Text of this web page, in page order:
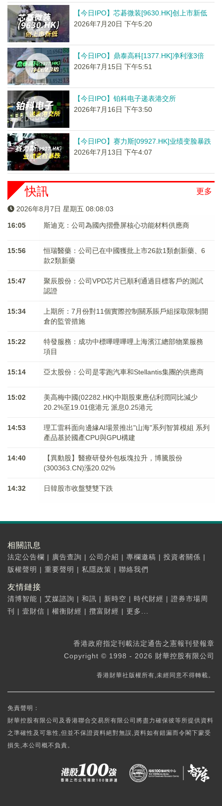
【今日IPO】芯碁微装[9630.HK]创上市新低
2026年7月20日 下午5:20
【今日IPO】鼎泰高科[1377.HK]净利涨3倍
2026年7月15日 下午5:51
【今日IPO】铂科电子递表港交所
2026年7月16日 下午3:50
【今日IPO】赛力斯[09927.HK]业绩变脸暴跌
2026年7月13日 下午4:07
更多
快訊
2026年8月7日 星期五 08:08:03
16:05 斯迪克：公司為國內摺疊屏核心功能材料供應商
15:56
恒瑞醫藥：公司已在中國獲批上市26款1類創新藥、6
款2類新藥
15:47
聚辰股份：公司VPD芯片已順利通過目標客戶的測試
認證
15:34
上期所：7月份對11個實際控制關系賬戶組採取限制開
倉的監管措施
15:22
特發服務：成功中標嗶哩嗶哩上海濱江總部物業服務
項目
15:14 亞太股份：公司是零跑汽車和Stellantis集團的供應商
15:02
美高梅中國(02282.HK)中期股東應佔利潤同比減少
20.2%至19.01億港元 派息0.25港元
14:53
理工雷科面向邊緣AI場景推出"山海"系列智算模組 系列
產品基於國產CPU與GPU構建
14:40
【異動股】醫療研發外包板塊拉升，博騰股份
(300363.CN)漲20.02%
14:32 日韓股市收盤雙雙下跌
相關訊息
法定公告欄 | 廣告查詢 | 公司介紹 | 專欄邀稿 | 投資者關係 |
版權聲明 | 重要聲明 | 私隱政策 | 聯絡我們
友情鏈接
清博智能 | 艾媒諮詢 | 和訊 | 新時空 | 時代財經 | 證券市場周
刊
| 壹財信 | 權衡財經 | 攬富財經 | 更多...
香港政府指定刊載法定通告之憲報刊登報章
Copyright © 1998 - 2026 財華控股有限公司
香港財華社版權所有,未經同意不得轉載。
免責聲明：
財華控股有限公司及香港聯合交易所有限公司將盡力確保彼等所提供資料
之準確性及可靠性,但並不保證資料絕對無誤,資料如有錯漏而令閣下蒙受
損失,本公司概不負責。